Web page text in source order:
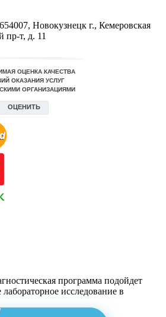
654007, Новокузнецк г., Кемеровская
пр-т, д. 11
программа подойдет
исследование в